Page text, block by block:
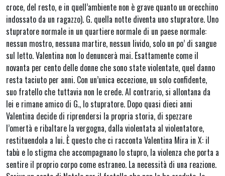
croce, del resto, e in quell’ambiente non è grave quanto un orecchino
indossato da un ragazzo). G. quella notte diventa uno stupratore. Uno
stupratore normale in un quartiere normale di un paese normale:
nessun mostro, nessuna martire, nessun livido, solo un po’ di sangue
sul letto. Valentina non lo denuncerà mai. Esattamente come il
novanta per cento delle donne che sono state violentate, quel danno
resta taciuto per anni. Con un’unica eccezione, un solo confidente,
suo fratello che tuttavia non le crede. Al contrario, si allontana da
lei e rimane amico di G., lo stupratore. Dopo quasi dieci anni
Valentina decide di riprendersi la propria storia, di spezzare
l’omertà e ribaltare la vergogna, dalla violentata al violentatore,
restituendola a lui. È questo che ci racconta Valentina Mira in X: il
tabù e lo stigma che accompagnano lo stupro, la violenza che porta a
sentire il proprio corpo come estraneo. La necessità di una reazione.